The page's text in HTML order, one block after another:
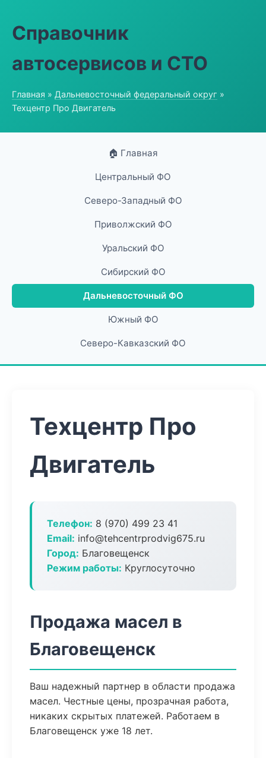
Справочник
автосервисов и СТО
Главная » Дальневосточный федеральный округ »
Техцентр Про Двигатель
🏠 Главная
Центральный ФО
Северо-Западный ФО
Приволжский ФО
Уральский ФО
Сибирский ФО
Дальневосточный ФО
Южный ФО
Северо-Кавказский ФО
Техцентр Про
Двигатель
Телефон: 8 (970) 499 23 41
Email: info@tehcentrprodvig675.ru
Город: Благовещенск
Режим работы: Круглосуточно
Продажа масел в
Благовещенск
Ваш надежный партнер в области продажа
масел. Честные цены, прозрачная работа,
никаких скрытых платежей. Работаем в
Благовещенск уже 18 лет.